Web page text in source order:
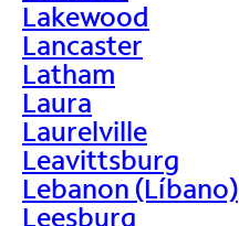
Lakewood
Lancaster
Latham
Laura
Laurelville
Leavittsburg
Lebanon (Líbano)
Leesburg